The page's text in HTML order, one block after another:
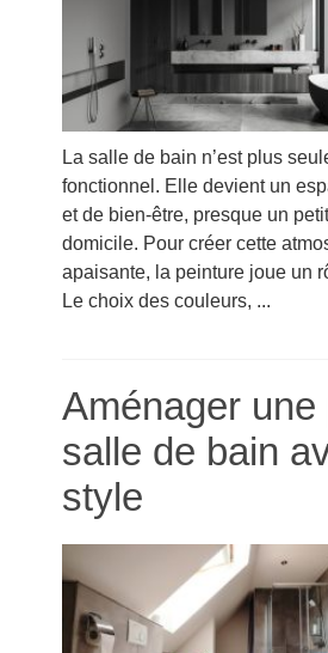
La salle de bain n’est plus
fonctionnel. Elle devient un
et de bien-être, presque un
domicile. Pour créer cette
apaisante, la peinture joue un
Le choix des couleurs, ...
Aménager une
salle de bain
style